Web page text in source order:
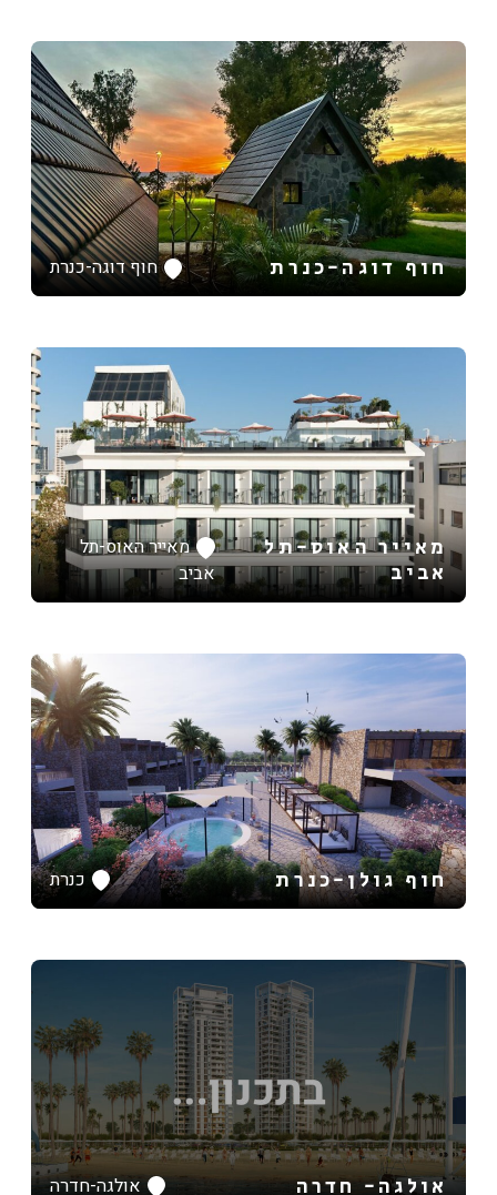
חוף דוגה-כנרת חוף דוגה-כנרת
מאייר האוס-תל
אביב
מאייר האוס-תל
אביב
חוף גולן-כנרת כנרת
אולגה- חדרה אולגה-חדרה